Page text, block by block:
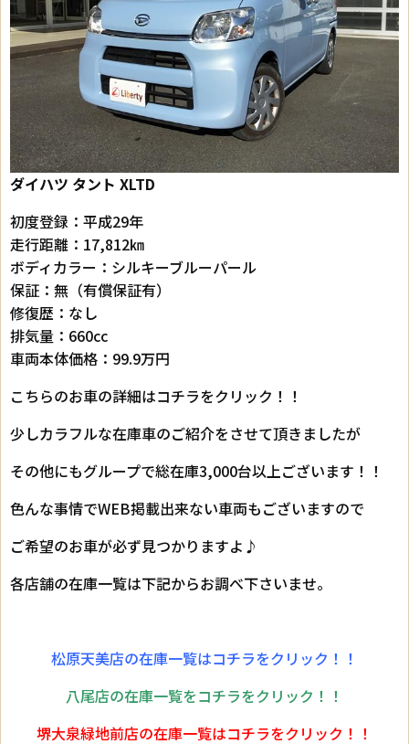
ダイハツ タント XLTD
初度登録：平成29年
走行距離：17,812㎞
ボディカラー：シルキーブルーパール
保証：無（有償保証有）
修復歴：なし
排気量：660cc
車両本体価格：99.9万円
こちらのお車の詳細はコチラをクリック！！
少しカラフルな在庫車のご紹介をさせて頂きましたが
その他にもグループで総在庫3,000台以上ございます！！
色んな事情でWEB掲載出来ない車両もございますので
ご希望のお車が必ず見つかりますよ♪
各店舗の在庫一覧は下記からお調べ下さいませ。
松原天美店の在庫一覧はコチラをクリック！！
八尾店の在庫一覧をコチラをクリック！！
堺大泉緑地前店の在庫一覧はコチラをクリック！！